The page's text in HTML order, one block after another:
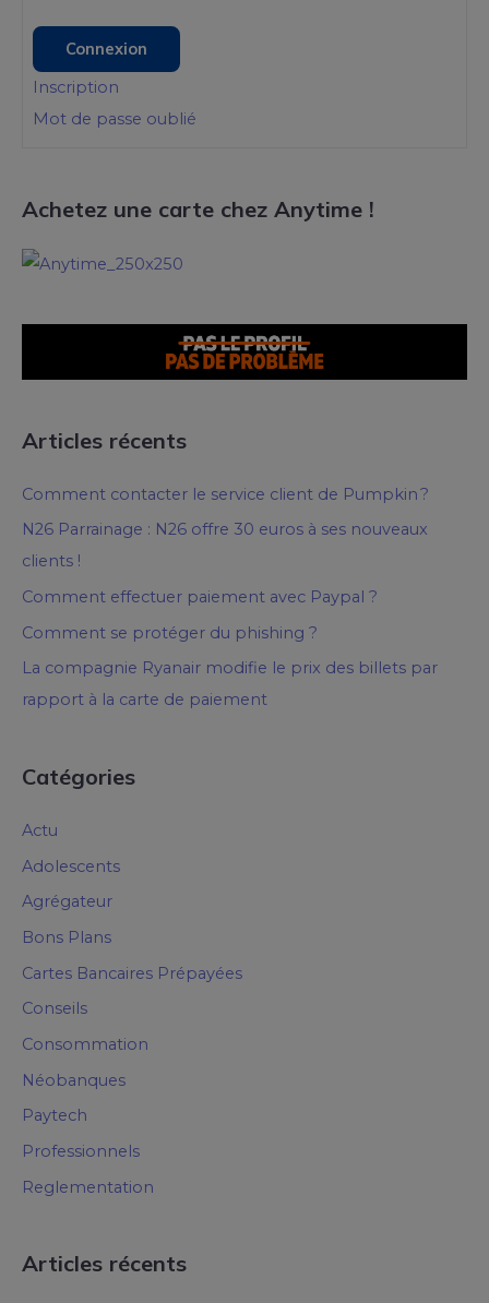
Connexion
Inscription
Mot de passe oublié
Achetez une carte chez Anytime !
Articles récents
Comment contacter le service client de Pumpkin ?
N26 Parrainage : N26 offre 30 euros à ses nouveaux
clients !
Comment effectuer paiement avec Paypal ?
Comment se protéger du phishing ?
La compagnie Ryanair modifie le prix des billets par
rapport à la carte de paiement
Catégories
Actu
Adolescents
Agrégateur
Bons Plans
Cartes Bancaires Prépayées
Conseils
Consommation
Néobanques
Paytech
Professionnels
Reglementation
Articles récents